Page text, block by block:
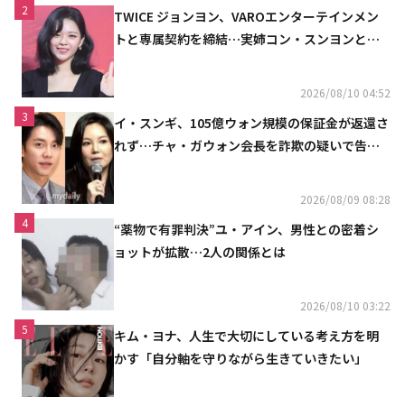
2
TWICE ジョンヨン、VAROエンターテインメン
トと専属契約を締結…実姉コン・スンヨンと同
2026/08/10 04:52
3
イ・スンギ、105億ウォン規模の保証金が返還さ
れず…チャ・ガウォン会長を詐欺の疑いで告訴
2026/08/09 08:28
4
“薬物で有罪判決”ユ・アイン、男性との密着シ
ョットが拡散…2人の関係とは
2026/08/10 03:22
5
キム・ヨナ、人生で大切にしている考え方を明
かす「自分軸を守りながら生きていきたい」